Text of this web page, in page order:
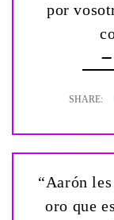
por
“Aarón
oro que